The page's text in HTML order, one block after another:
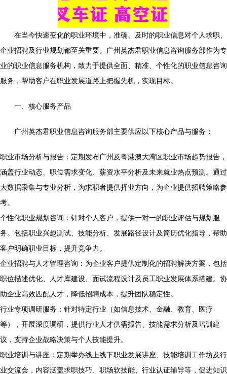
在当今快速变化的职业环境中，准确、及时的职业信息对个人求职、
企业招聘及行业规划都至关重要。广州英杰君职业信息咨询服务部作为专
业的职业信息服务机构，致力于提供全面、精准、个性化的职业信息咨询
服务，帮助客户在职业发展道路上把握先机，实现目标。
一、核心服务产品
广州英杰君职业信息咨询服务部主要供应以下核心产品与服务：
职业市场分析与报告：定期发布广州及粤港澳大湾区职业市场趋势报告，
涵盖行业动态、职位需求变化、薪资水平分析及未来就业热点预测。通过
大数据采集与专业分析，为求职者提供择业方向，为企业提供招聘策略参
考。
个性化职业规划咨询：针对个人客户，提供一对一的职业评估与规划服
务。包括职业兴趣测试、技能分析、发展路径设计及简历优化指导，帮助
客户明确职业目标，提升竞争力。
企业招聘与人才管理咨询：为企业客户提供定制化的招聘解决方案，包括
职位描述优化、人才库建设、面试流程设计及员工职业发展体系搭建。协
助企业高效匹配人才，降低招聘成本，提升团队稳定性。
行业专项调研服务：针对特定行业（如信息技术、金融、教育、医疗
等），开展深度调研，提供行业人才供需报告、技能需求分析及培训建
议，支持企业战略决策与个人技能提升。
职业培训与讲座：定期举办线上线下职业发展讲座、技能培训工作坊及行
业交流会，内容涵盖求职技巧、职场软技能、行业认证辅导等，促进知识